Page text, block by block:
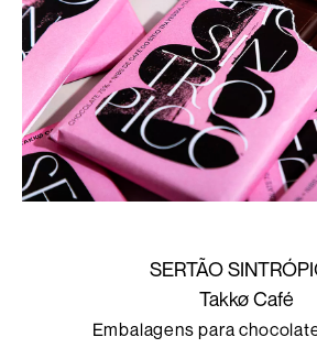
SERTÃO
Takkø Café
Embalagens para